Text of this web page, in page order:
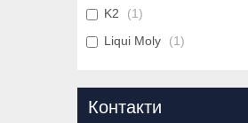
K2
1
Liqui Moly
1
Контакти